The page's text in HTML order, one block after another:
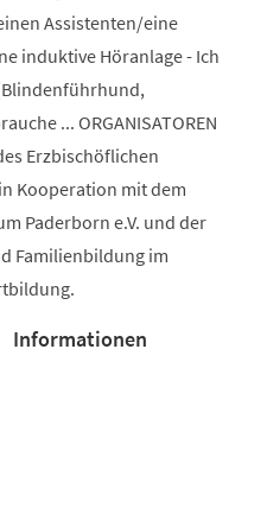
Assistenten/eine
induktive Höranlage - Ich
... ORGANISATOREN
Erzbischöflichen
Kooperation mit dem
Paderborn e.V. und der
Familienbildung im
Informationen